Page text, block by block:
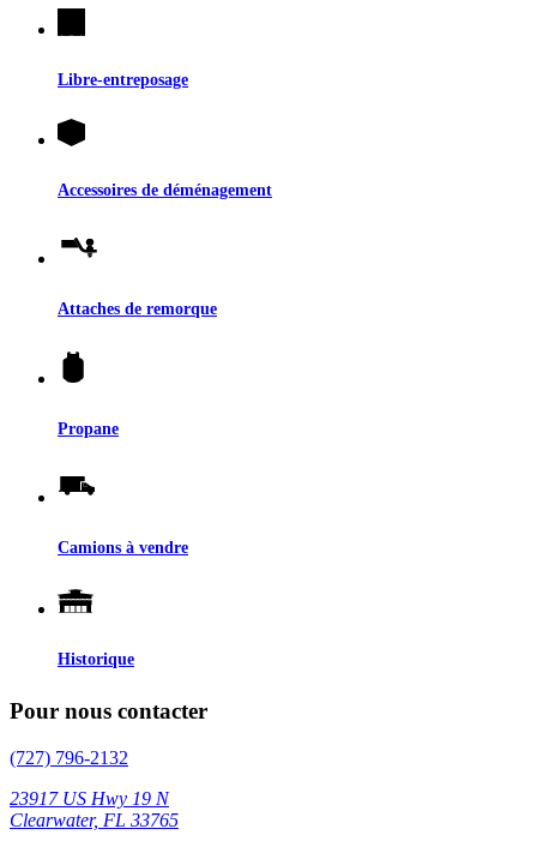
Libre-entreposage
Accessoires de déménagement
Attaches de remorque
Propane
Camions à vendre
Historique
Pour nous contacter
(727) 796-2132
23917 US Hwy 19 N
Clearwater, FL 33765